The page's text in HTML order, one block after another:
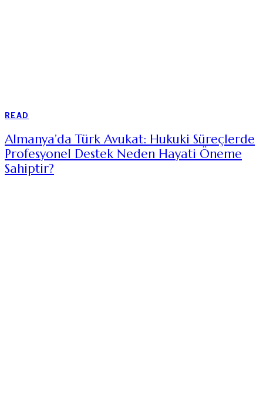
READ
Almanya’da Türk Avukat: Hukuki Süreçlerde
Profesyonel Destek Neden Hayati Öneme
Sahiptir?